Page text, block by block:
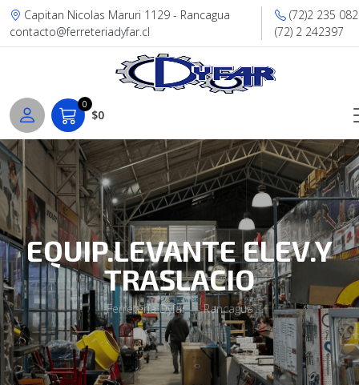
Capitan Nicolas Maruri 1129 - Rancagua
contacto@ferreteriadyfar.cl
(72)2 235
(72) 2 242397
0
$0
EQUIP.LEVANTE ELEV.Y
TRASLACIO
Ferretería Dyfar — Rancagua